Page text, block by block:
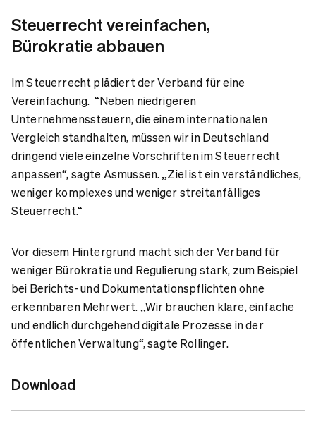
Steuerrecht vereinfachen,
Bürokratie abbauen
Im Steuerrecht plädiert der Verband für eine
Vereinfachung. “Neben niedrigeren
Unternehmenssteuern, die einem internationalen
Vergleich standhalten, müssen wir in Deutschland
dringend viele einzelne Vorschriften im Steuerrecht
anpassen“, sagte Asmussen. „Ziel ist ein verständliches,
weniger komplexes und weniger streitanfälliges
Steuerrecht.“
Vor diesem Hintergrund macht sich der Verband für
weniger Bürokratie und Regulierung stark, zum Beispiel
bei Berichts- und Dokumentationspflichten ohne
erkennbaren Mehrwert. „Wir brauchen klare, einfache
und endlich durchgehend digitale Prozesse in der
öffentlichen Verwaltung“, sagte Rollinger.
Download